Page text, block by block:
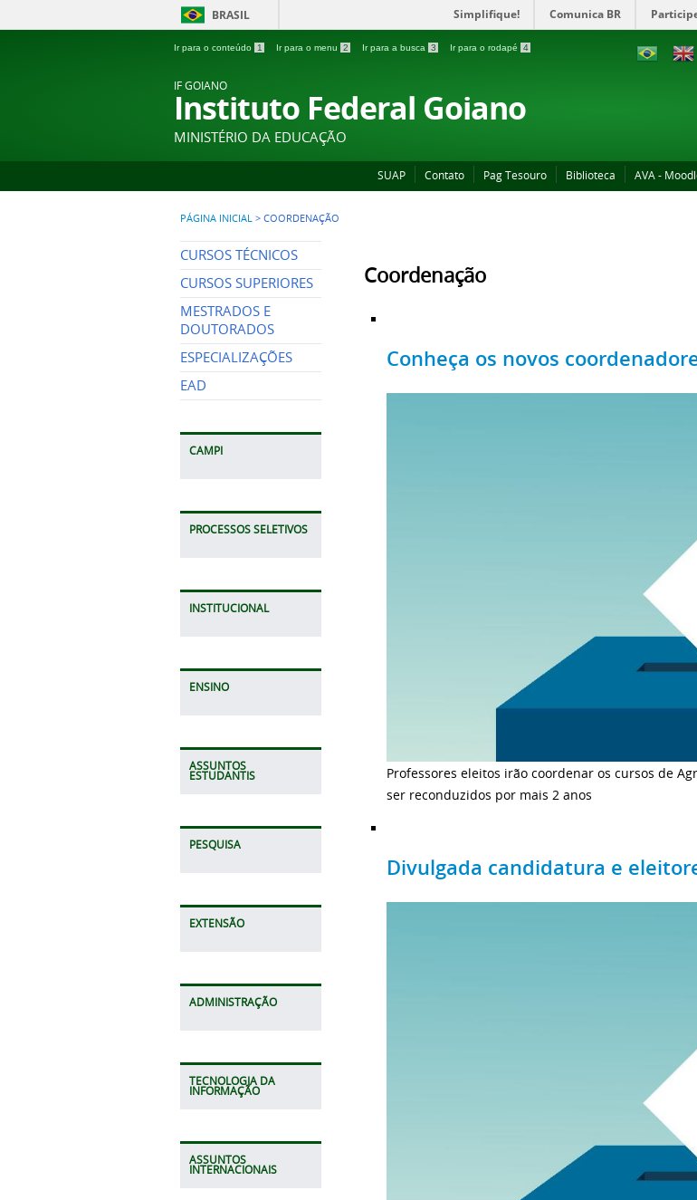
BRASIL Simplifique! Comunica BR
Ir para o conteúdo 1 Ir para o menu 2 Ir para a busca 3 Ir para o rodapé 4
IF GOIANO
Instituto Federal Goiano
MINISTÉRIO DA EDUCAÇÃO
SUAP Contato Pag Tesouro Biblioteca AVA -
PÁGINA INICIAL > COORDENAÇÃO
CURSOS TÉCNICOS
CURSOS SUPERIORES
MESTRADOS E
DOUTORADOS
ESPECIALIZAÇÕES
EAD
CAMPI
PROCESSOS SELETIVOS
INSTITUCIONAL
ENSINO
ASSUNTOS
ESTUDANTIS
PESQUISA
EXTENSÃO
ADMINISTRAÇÃO
TECNOLOGIA DA
INFORMAÇÃO
ASSUNTOS
INTERNACIONAIS
Coordenação
Conheça os novos
Professores eleitos irão coordenar os cursos de
ser reconduzidos por mais 2 anos
Divulgada candidatura e